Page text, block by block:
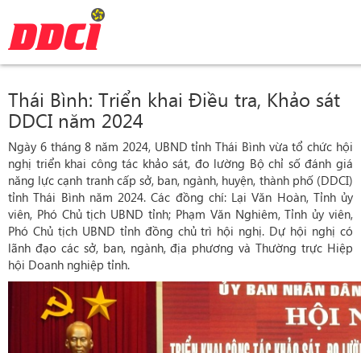
Thái Bình: Triển khai Điều tra, Khảo sát
DDCI năm 2024
Ngày 6 tháng 8 năm 2024, UBND tỉnh Thái Bình vừa tổ chức hội
nghị triển khai công tác khảo sát, đo lường Bộ chỉ số đánh giá
năng lực cạnh tranh cấp sở, ban, ngành, huyện, thành phố (DDCI)
tỉnh Thái Bình năm 2024. Các đồng chí: Lại Văn Hoàn, Tỉnh ủy
viên, Phó Chủ tịch UBND tỉnh; Phạm Văn Nghiêm, Tỉnh ủy viên,
Phó Chủ tịch UBND tỉnh đồng chủ trì hội nghị. Dự hội nghị có
lãnh đạo các sở, ban, ngành, địa phương và Thường trực Hiệp
hội Doanh nghiệp tỉnh.